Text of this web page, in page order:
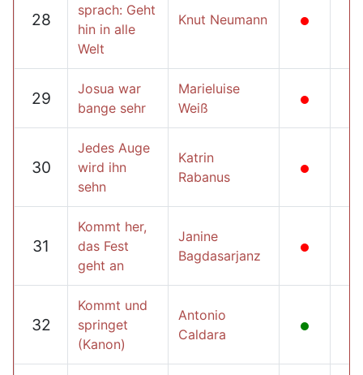
28
sprach: Geht
hin in alle
Welt
Knut Neumann
29
Josua war
bange sehr
Marieluise
Weiß
30
Jedes Auge
wird ihn
sehn
Katrin
Rabanus
31
Kommt her,
das Fest
geht an
Janine
Bagdasarjanz
32
Kommt und
springet
(Kanon)
Antonio
Caldara